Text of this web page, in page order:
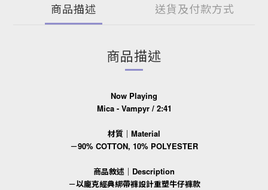
商品描述 送貨及付款方式
商品描述
Now Playing
Mica - Vampyr / 2:41
材質｜Material
－90% COTTON, 10% POLYESTER
商品敘述｜Description
－以龐克經典綁帶褲設計重塑牛仔褲款